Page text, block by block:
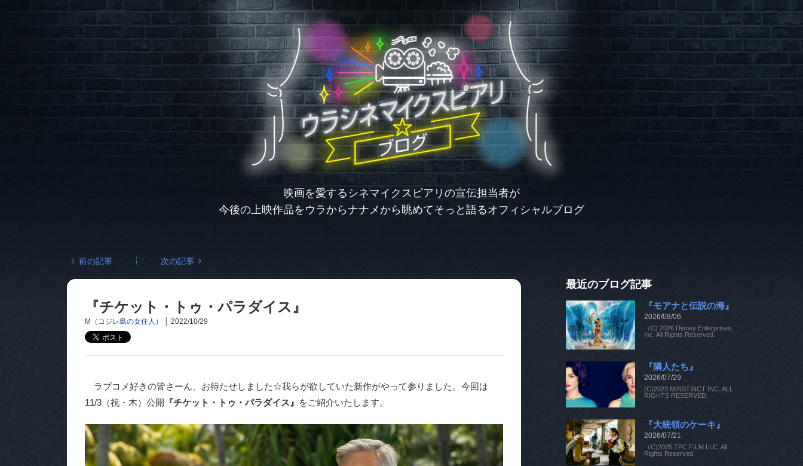
映画を愛するシネマイクスピアリの宣伝担当者が
今後の上映作品を ウラからナナメから眺めてそっと語るオフィシャルブログ
前の記事 次の記事
『チケット・トゥ・パラダイス』
M（コジレ島の女住人） 2022/10/29
ラブコメ好きの皆さーん、お待たせしました☆我らが欲していた新作がやって参りました。今回は
11/3（祝・木）公開 『チケット・トゥ・パラダイス』 をご紹介いたします。
最近のブログ記事
『モアナと伝説の海』
2026/08/06
（C) 2026 Disney Enterprises,
Inc. All Rights Reserved.
『隣人たち』
2026/07/29
(C)2023 MINSTINCT INC. ALL
RIGHTS RESERVED.
『大統領のケーキ』
2026/07/21
（C)2025 TPC FILM LLC. All
Rights Reserved.